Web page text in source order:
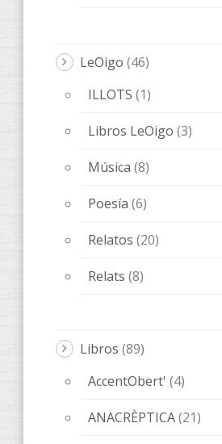
LeOigo (46)
ILLOTS (1)
Libros LeOigo (3)
Música (8)
Poesía (6)
Relatos (20)
Relats (8)
Libros (89)
AccentObert' (4)
ANACRÈPTICA(21)